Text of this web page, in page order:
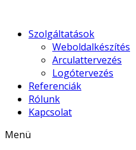
Szolgáltatások
Weboldalkészítés
Arculattervezés
Logótervezés
Referenciák
Rólunk
Kapcsolat
Menü